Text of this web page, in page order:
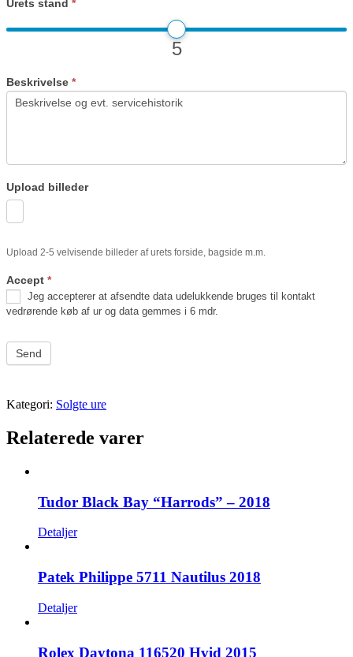
Urets stand *
5
Beskrivelse *
Upload billeder
Upload 2-5 velvisende billeder af urets forside, bagside m.m.
Accept *
vedrørende køb af ur og data gemmes i 6 mdr.
Send
Kategori: Solgte ure
Relaterede varer
Tudor Black Bay “Harrods” – 2018
Detaljer
Patek Philippe 5711 Nautilus 2018
Detaljer
Rolex Daytona 116520 Hvid 2015